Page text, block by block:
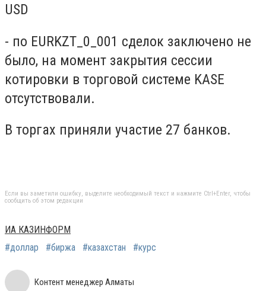
USD
- по EURKZT_0_001 сделок заключено не
было, на момент закрытия сессии
котировки в торговой системе KASE
отсутствовали.
В торгах приняли участие 27 банков.
Если вы заметили ошибку, выделите необходимый текст и нажмите Ctrl+Enter, чтобы
сообщить об этом редакции
ИА КАЗИНФОРМ
#доллар
#биржа #казахстан #курс
Контент менеджер Алматы